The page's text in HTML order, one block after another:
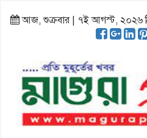
আজ, শুক্রবার | ৭ই আগস্ট, ২০২৬